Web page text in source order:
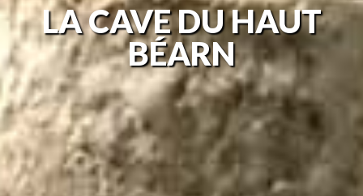
LA CAVE DU HAUT
BÉARN